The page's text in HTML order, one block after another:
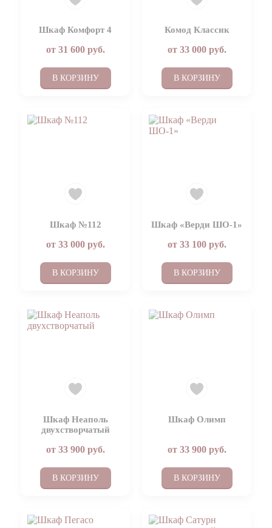
Шкаф Комфорт 4
от 31 600руб.
В КОРЗИНУ
Комод Классик
от 33 000руб.
В КОРЗИНУ
Шкаф №112
от 33 000руб.
В КОРЗИНУ
Шкаф «Верди ШО-1»
от 33 100руб.
В КОРЗИНУ
Шкаф Неаполь
двухстворчатый
от 33 900руб.
В КОРЗИНУ
Шкаф Олимп
от 33 900руб.
В КОРЗИНУ